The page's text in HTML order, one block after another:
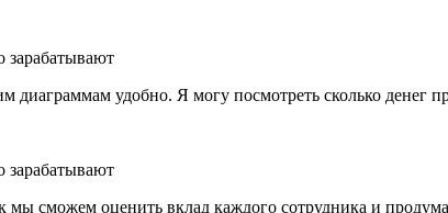
диаграммам удобно. Я могу посмотреть сколько денег
мы сможем оценить вклад каждого сотрудника и